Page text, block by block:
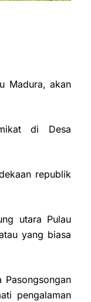
Madura, akan
di Desa
republik
utara Pulau
yang biasa
pengalaman